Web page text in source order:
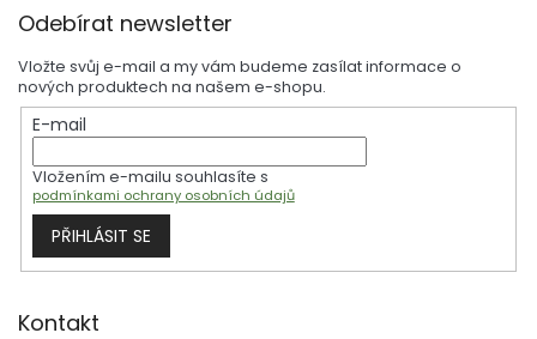
a
c
í
p
r
v
k
ý
Odebírat newsletter
Vložte svůj e-mail a my vám budeme zasílat informace o
nových produktech na našem e-shopu.
E-mail
Vložením e-mailu souhlasíte s
podmínkami ochrany osobních údajů
PŘIHLÁSIT SE
Kontakt